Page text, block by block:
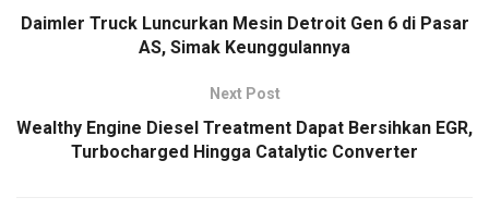
Daimler Truck Luncurkan Mesin Detroit Gen 6 di Pasar
AS, Simak Keunggulannya
Next Post
Wealthy Engine Diesel Treatment Dapat Bersihkan EGR,
Turbocharged Hingga Catalytic Converter